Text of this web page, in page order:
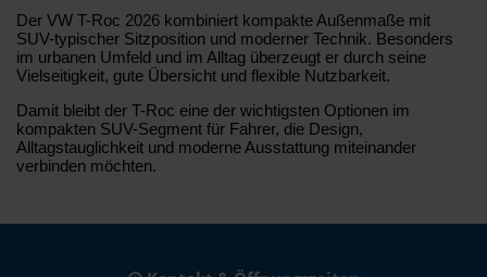
Der VW T-Roc 2026 kombiniert kompakte Außenmaße mit
SUV-typischer Sitzposition und moderner Technik. Besonders
im urbanen Umfeld und im Alltag überzeugt er durch seine
Vielseitigkeit, gute Übersicht und flexible Nutzbarkeit.
Damit bleibt der T-Roc eine der wichtigsten Optionen im
kompakten SUV-Segment für Fahrer, die Design,
Alltagstauglichkeit und moderne Ausstattung miteinander
verbinden möchten.